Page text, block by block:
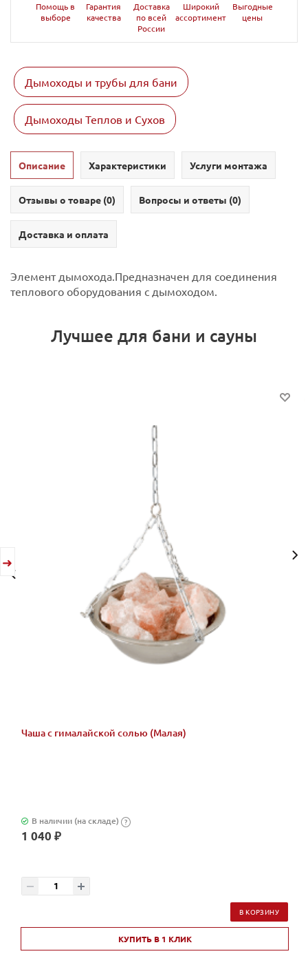
Помощь в
выборе
Гарантия
качества
Доставка
по всей
России
Широкий
ассортимент
Выгодные
цены
Дымоходы и трубы для бани
Дымоходы Теплов и Сухов
Описание Характеристики Услуги монтажа
Отзывы о товаре (0) Вопросы и ответы (0)
Доставка и оплата
Элемент дымохода.Предназначен для соединения
теплового оборудования с дымоходом.
Лучшее для бани и сауны
Чаша с гималайской солью (Малая)
В наличии (на складе) ?
1 040 ₽
В КОРЗИНУ
КУПИТЬ В 1 КЛИК